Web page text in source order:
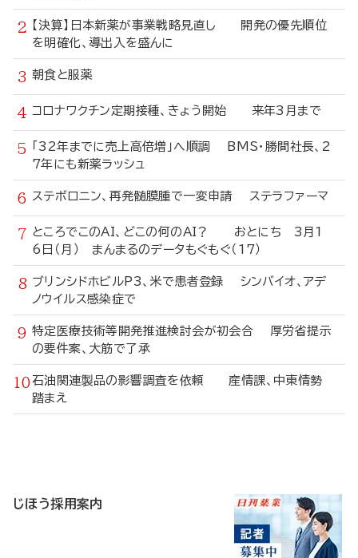
【決算】日本新薬が事業戦略見直し 開発の優先順位
を明確化、導出入を盛んに
朝食と服薬
コロナワクチン定期接種、きょう開始 来年3月まで
「32年までに売上高倍増」へ順調 BMS・勝間社長、2
7年にも新薬ラッシュ
ステボロニン、再発髄膜腫で一変申請 ステラファーマ
ところでこのAI、どこの何のAI？ おとにち 3月1
6日（月） まんまるのデータもぐもぐ（17）
ブリンシドホビルP3、米で患者登録 シンバイオ、アデ
ノウイルス感染症で
特定医療技術等開発推進検討会が初会合 厚労省提示
の要件案、大筋で了承
石油関連製品の影響調査を依頼 産情課、中東情勢
踏まえ
じほう採用案内